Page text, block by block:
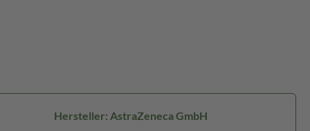
Hersteller: AstraZeneca GmbH